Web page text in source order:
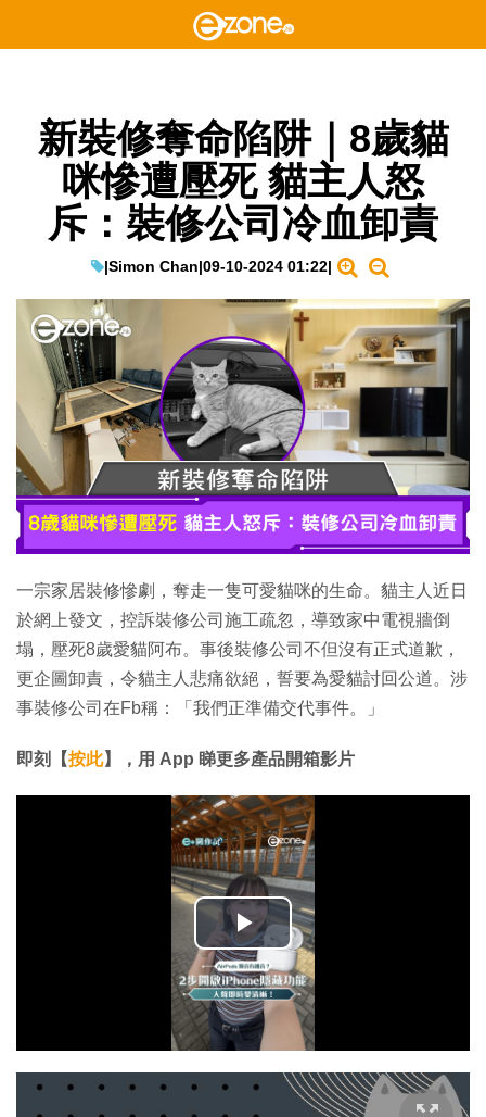
新裝修奪命陷阱｜8歲貓
咪慘遭壓死 貓主人怒
斥：裝修公司冷血卸責
|Simon Chan|09-10-2024 01:22|
一宗家居裝修慘劇，奪走一隻可愛貓咪的生命。貓主人近日
於網上發文，控訴裝修公司施工疏忽，導致家中電視牆倒
塌，壓死8歲愛貓阿布。事後裝修公司不但沒有正式道歉，
更企圖卸責，令貓主人悲痛欲絕，誓要為愛貓討回公道。涉
事裝修公司在Fb稱：「我們正準備交代事件。」
即刻【按此】，用 App 睇更多產品開箱影片
播
放
影
片